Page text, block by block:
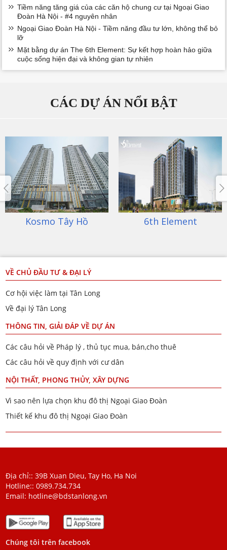
Tiềm năng tăng giá của các căn hộ chung cư tại Ngoại Giao
Đoàn Hà Nội - #4 nguyên nhân
Ngoại Giao Đoàn Hà Nội - Tiềm năng đầu tư lớn, không thể bỏ
lỡ
Mặt bằng dự án The 6th Element: Sự kết hợp hoàn hảo giữa
cuộc sống hiện đại và không gian tự nhiên
CÁC DỰ ÁN NỔI BẬT
6th Element An Bình City
VỀ CHỦ ĐẦU TƯ & ĐẠI LÝ
Cơ hội việc làm tại Tân Long
Về đại lý Tân Long
THÔNG TIN, GIẢI ĐÁP VỀ DỰ ÁN
Các câu hỏi về Pháp lý , thủ tục mua, bán,cho thuê
Các câu hỏi về quy định với cư dân
NỘI THẤT, PHONG THỦY, XÂY DỰNG
Vì sao nên lựa chọn khu đô thị Ngoại Giao Đoàn
Thiết kế khu đô thị Ngoại Giao Đoàn
Địa chỉ:: 39B Xuan Dieu, Tay Ho, Ha Noi
Hotline::0989.734.734
Email: hotline@bdstanlong.vn
Chúng tôi trên facebook